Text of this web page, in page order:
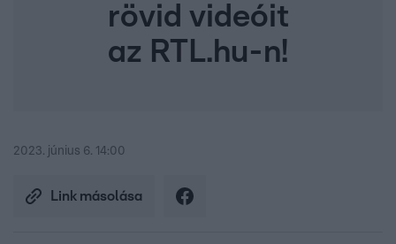
rövid videóit
az RTL.hu-n!
2023. június 6. 14:00
Link másolása